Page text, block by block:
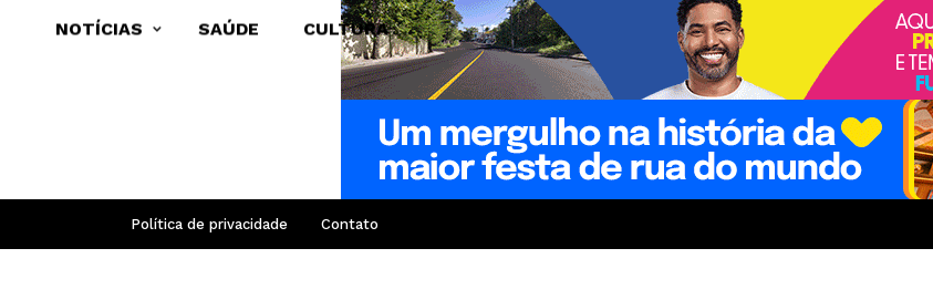
Política de privacidade Contato
NOTÍCIAS SAÚDE CULTURA